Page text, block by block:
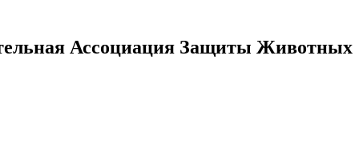
Ассоциация Защиты Животных